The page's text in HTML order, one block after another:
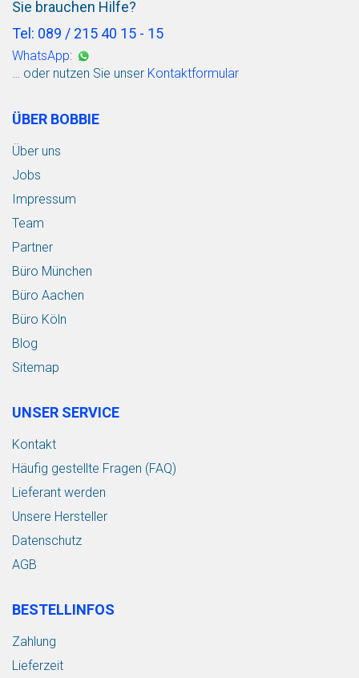
Sie brauchen Hilfe?
Tel: 089 / 215 40 15 - 15
WhatsApp:
… oder nutzen Sie unser Kontaktformular
ÜBER BOBBIE
Über uns
Jobs
Impressum
Team
Partner
Büro München
Büro Aachen
Büro Köln
Blog
Sitemap
UNSER SERVICE
Kontakt
Häufig gestellte Fragen (FAQ)
Lieferant werden
Unsere Hersteller
Datenschutz
AGB
BESTELLINFOS
Zahlung
Lieferzeit